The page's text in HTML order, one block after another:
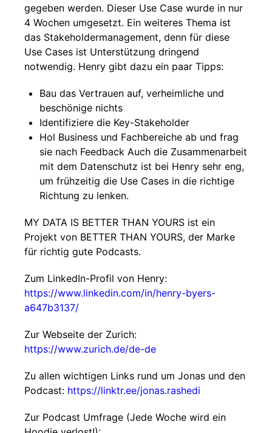
gegeben werden. Dieser Use Case wurde in nur
4 Wochen umgesetzt. Ein weiteres Thema ist
das Stakeholdermanagement, denn für diese
Use Cases ist Unterstützung dringend
notwendig. Henry gibt dazu ein paar Tipps:
Bau das Vertrauen auf, verheimliche und
beschönige nichts
Identifiziere die Key-Stakeholder
Hol Business und Fachbereiche ab und frag
sie nach Feedback Auch die Zusammenarbeit
mit dem Datenschutz ist bei Henry sehr eng,
um frühzeitig die Use Cases in die richtige
Richtung zu lenken.
MY DATA IS BETTER THAN YOURS ist ein
Projekt von BETTER THAN YOURS, der Marke
für richtig gute Podcasts.
Zum LinkedIn-Profil von Henry:
https://www.linkedin.com/in/henry-byers-
a647b3137/
Zur Webseite der Zurich:
https://www.zurich.de/de-de
Zu allen wichtigen Links rund um Jonas und den
Podcast: https://linktr.ee/jonas.rashedi
Zur Podcast Umfrage (Jede Woche wird ein